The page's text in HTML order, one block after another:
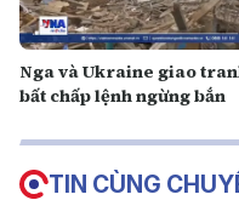
Nga và Ukraine giao
bất chấp lệnh ngừng bắn
TIN CÙNG